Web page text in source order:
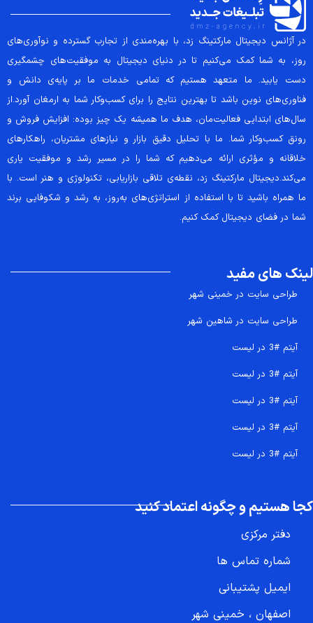
در آژانس دیجیتال مارکتینگ زد، با بهره‌مندی از تجارب گسترده و نوآوری‌های
روز، به شما کمک می‌کنیم تا در دنیای دیجیتال به موفقیت‌های چشمگیری
دست یابید. ما متعهد هستیم که تمامی خدمات ما بر پایه‌ی دانش و
فناوری‌های نوین باشد تا بهترین نتایج را برای کسب‌وکار شما به ارمغان آورد.از
سال‌های ابتدایی فعالیت‌مان، هدف ما همیشه یک چیز بوده: افزایش فروش و
رونق کسب‌وکار شما. ما با تحلیل دقیق بازار و نیازهای مشتریان، راهکارهای
خلاقانه و مؤثری ارائه می‌دهیم که شما را در مسیر رشد و موفقیت یاری
می‌کند.دیجیتال مارکتینگ زد، نقطه‌ی تلاقی بازاریابی، تکنولوژی و هنر است. با
ما همراه باشید تا با استفاده از استراتژی‌های به‌روز، به رشد و شکوفایی برند
شما در فضای دیجیتال کمک کنیم.
لینک های مفید
طراحی سایت در خمینی شهر
طراحی سایت در شاهین شهر
آیتم #3 در لیست
آیتم #3 در لیست
آیتم #3 در لیست
آیتم #3 در لیست
آیتم #3 در لیست
کجا هستیم و چگونه اعتماد کنید
دفتر مرکزی
شماره تماس ها
ایمیل پشتیبانی
اصفهان ، خمینی شهر